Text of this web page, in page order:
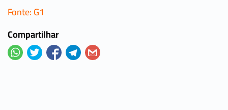
Fonte: G1
Compartilhar